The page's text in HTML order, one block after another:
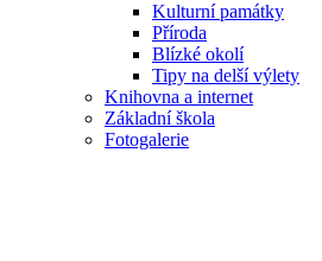
Kulturní památky
Příroda
Blízké okolí
Tipy na delší výlety
Knihovna a internet
Základní škola
Fotogalerie